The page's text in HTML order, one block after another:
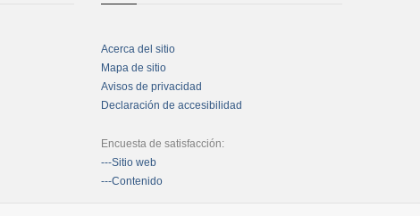
Acerca del sitio
Mapa de sitio
Avisos de privacidad
Declaración de accesibilidad
Encuesta de satisfacción:
---Sitio web
---Contenido